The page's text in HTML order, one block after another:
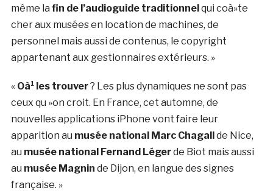
même la fin de l’audioguide traditionnel qui coà»te
cher aux musées en location de machines, de
personnel mais aussi de contenus, le copyright
appartenant aux gestionnaires extérieurs. »
« Oà¹ les trouver? Les plus dynamiques ne sont pas
ceux qu »on croit. En France, cet automne, de
nouvelles applications iPhone vont faire leur
apparition au musée national Marc Chagall de Nice,
au musée national Fernand Légerde Biot mais aussi
au musée Magnin de Dijon, en langue des signes
française. »